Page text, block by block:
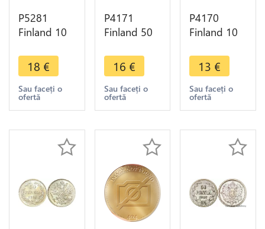
P5281
Finland 10
President
Paasikivi
1970 Silver
AU -> M
18 €
Sau faceți o
ofertă
P4171
Finland 50
Hockey
1982 Silver
UNC ->
Make offer
16 €
Sau faceți o
ofertă
P4170
Finland 10
Urho
Kekkonen
1975 Silver
-> Make
13 €
Sau faceți o
ofertă